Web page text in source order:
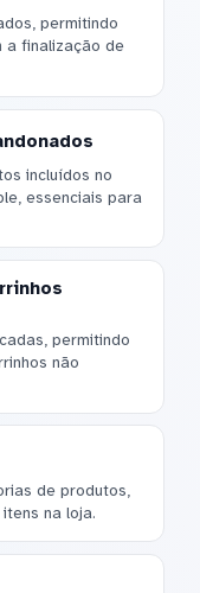
permitindo
a finalização de
incluídos no
essenciais para
permitindo
não
de produtos,
na loja.